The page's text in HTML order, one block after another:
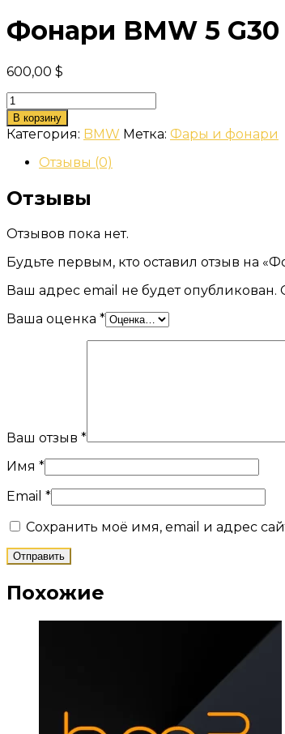
Фонари BMW 5 G30
600,00 $
Количество
товара
Фонари
M5
F90
(рест)
В корзину
Категория: BMW Метка: Фары и фонари
Отзывы (0)
Отзывы
Отзывов пока нет.
Будьте первым, кто оставил отзыв на
Ваш адрес email не будет опубликован.
Ваша оценка *
Ваш отзыв *
Имя *
Email *
Сохранить моё имя, email и адрес
Похожие